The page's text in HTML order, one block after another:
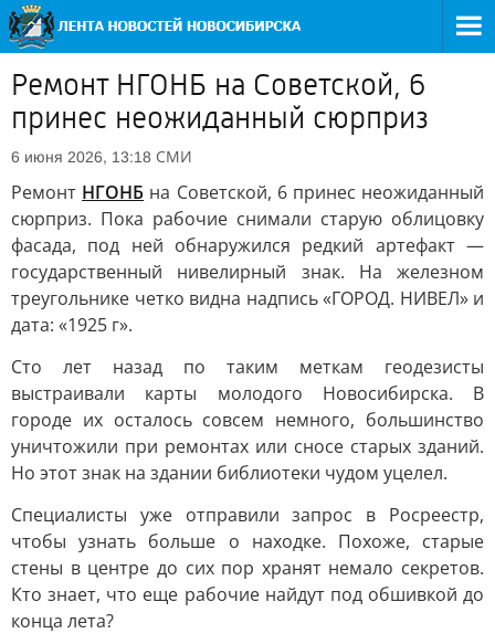
Ремонт НГОНБ на Советской, 6
принес неожиданный сюрприз
6 июня 2026, 13:18 СМИ
Ремонт НГОНБ на Советской, 6 принес неожиданный
сюрприз. Пока рабочие снимали старую облицовку
фасада, под ней обнаружился редкий артефакт —
государственный нивелирный знак. На железном
треугольнике четко видна надпись «ГОРОД. НИВЕЛ» и
дата: «1925 г».
Сто лет назад по таким меткам геодезисты
выстраивали карты молодого Новосибирска. В
городе их осталось совсем немного, большинство
уничтожили при ремонтах или сносе старых зданий.
Но этот знак на здании библиотеки чудом уцелел.
Специалисты уже отправили запрос в Росреестр,
чтобы узнать больше о находке. Похоже, старые
стены в центре до сих пор хранят немало секретов.
Кто знает, что еще рабочие найдут под обшивкой до
конца лета?